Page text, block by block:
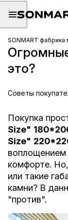
SONMART фабрика
это?
Советы
Покупка
Size"
Size"
воплощением
комфорте.
или такие
камни? В
"против".